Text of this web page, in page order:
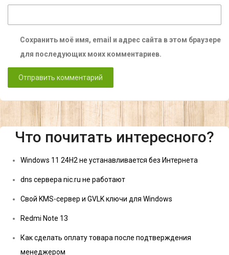
Сохранить моё имя, email и адрес сайта в этом браузере
для последующих моих комментариев.
Что почитать интересного?
Windows 11 24H2 не устанавливается без Интернета
dns сервера nic.ru не работают
Свой KMS-сервер и GVLK ключи для Windows
Redmi Note 13
Как сделать оплату товара после подтверждения
менеджером